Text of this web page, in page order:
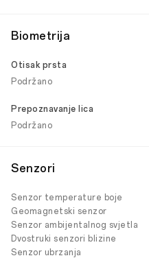
Biometrija
Otisak prsta
Podržano
Prepoznavanje lica
Podržano
Senzori
Senzor temperature boje
Geomagnetski senzor
Senzor ambijentalnog svjetla
Dvostruki senzori blizine
Senzor ubrzanja